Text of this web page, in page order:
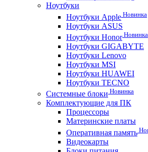
Ноутбуки
Ноутбуки Apple Новинка
Ноутбуки ASUS
Ноутбуки HonorНовинка
Ноутбуки GIGABYTE
Ноутбуки Lenovo
Ноутбуки MSI
Ноутбуки HUAWEI
Ноутбуки TECNO
Системные блоки Новинка
Комплектующие для ПК
Процессоры
Материнские платы
Оперативная память
Видеокарты